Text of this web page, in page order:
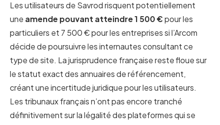
Les utilisateurs de Savrod risquent potentiellement
une amende pouvant atteindre 1 500 €pour les
particuliers et 7 500 € pour les entreprises si l’Arcom
décide de poursuivre les internautes consultant ce
type de site. La jurisprudence française reste floue sur
le statut exact des annuaires de référencement,
créant une incertitude juridique pour les utilisateurs.
Les tribunaux français n’ont pas encore tranché
définitivement sur la légalité des plateformes qui se